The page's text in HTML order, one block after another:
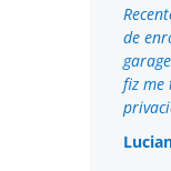
de
fiz me